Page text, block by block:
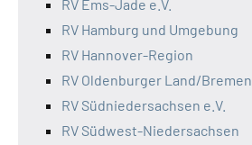
RV Ems-Jade e.V.
RV Hamburg und Umgebung
RV Hannover-Region
RV Oldenburger Land/Bremen
RV Südniedersachsen e.V.
RV Südwest-Niedersachsen